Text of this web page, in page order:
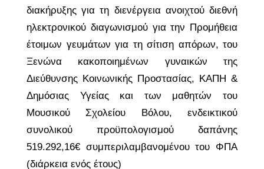
διακήρυξηςγια τη διενέργεια ανοιχτού διεθνή
ηλεκτρονικού διαγωνισμού για την Προμήθεια
έτοιμων γευμάτων για τη σίτιση απόρων, του
Ξενώνα κακοποιημένων γυναικών της
Διεύθυνσης Κοινωνικής Προστασίας, ΚΑΠΗ &
Δημόσιας Υγείας και των μαθητών του
Μουσικού Σχολείου Βόλου, ενδεικτικού
συνολικού προϋπολογισμού δαπάνης
519.292,16€ συμπεριλαμβανομένου του ΦΠΑ
(διάρκεια ενός έτους)